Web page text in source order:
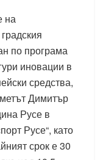
на
по програма
иновации в
средства,
Димитър
Русе в
Русе“, като
срок е 30